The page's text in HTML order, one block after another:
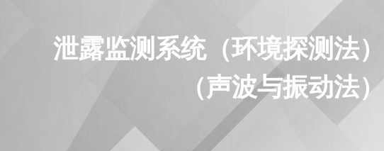
泄露监测系统（环境探测法）
（声波与振动法）